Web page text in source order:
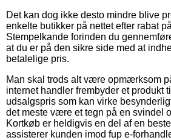
Det kan dog ikke desto mindre blive
enkelte butikker på nettet efter rabat
Stempelkande forinden du
at du er på den sikre side med at
betalelige pris.
Man skal trods alt være opmærksom
internet handler frembyder et produkt
udsalgspris som kan virke
det meste være et tegn på en svindel
Kortkøb er heldigvis en del af en
assisterer kunden imod fup e-